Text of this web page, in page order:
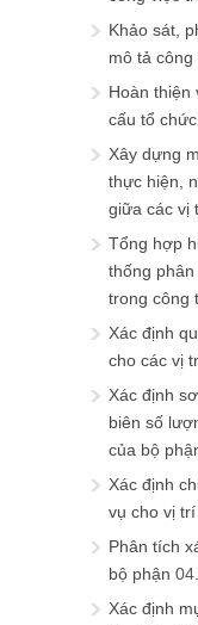
Khảo sát,
mô tả công
Hoàn thiện
cấu tổ
Xây dựng
thực hiện,
giữa các vị
Tổng hợp
thống
trong công
Xác định
cho các vị
Xác định
biên số
của bộ
Xác định
vụ cho vị trí
Phân tích
bộ phận
Xác định